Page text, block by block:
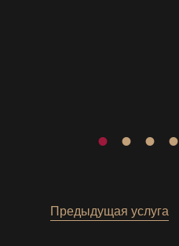
Предыдущая услуга